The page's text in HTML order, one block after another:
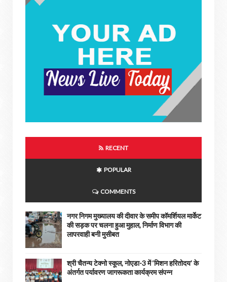
RECENT
POPULAR
COMMENTS
नगर निगम मुख्यालय की दीवार के समीप कॉमर्शियल मार्केट
की सड़क पर चलना हुआ मुहाल, निर्माण विभाग की
लापरवाही बनी मुसीबत
श्री चैतन्य टेक्नो स्कूल, नोएडा-3 में ‘मिशन हरितोदय’ के
अंतर्गत पर्यावरण जागरूकता कार्यक्रम संपन्न